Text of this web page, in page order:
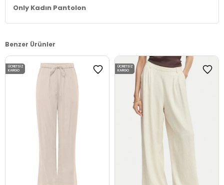
Only Kadın Pantolon
Benzer Ürünler
ÜCRETSIZ
KARGO
ÜCRETSIZ
KARGO